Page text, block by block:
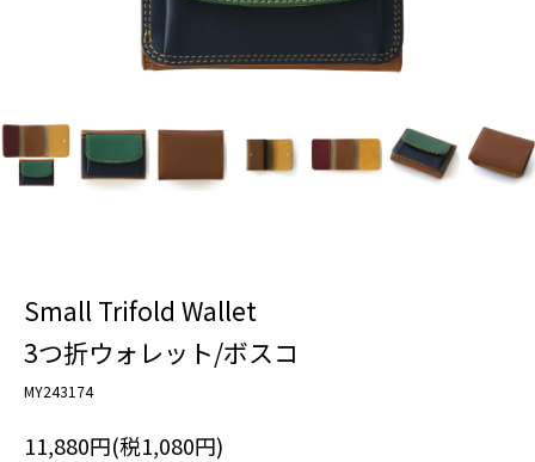
Small Trifold Wallet
3つ折ウォレット/ボスコ
MY243174
11,880円(税1,080円)